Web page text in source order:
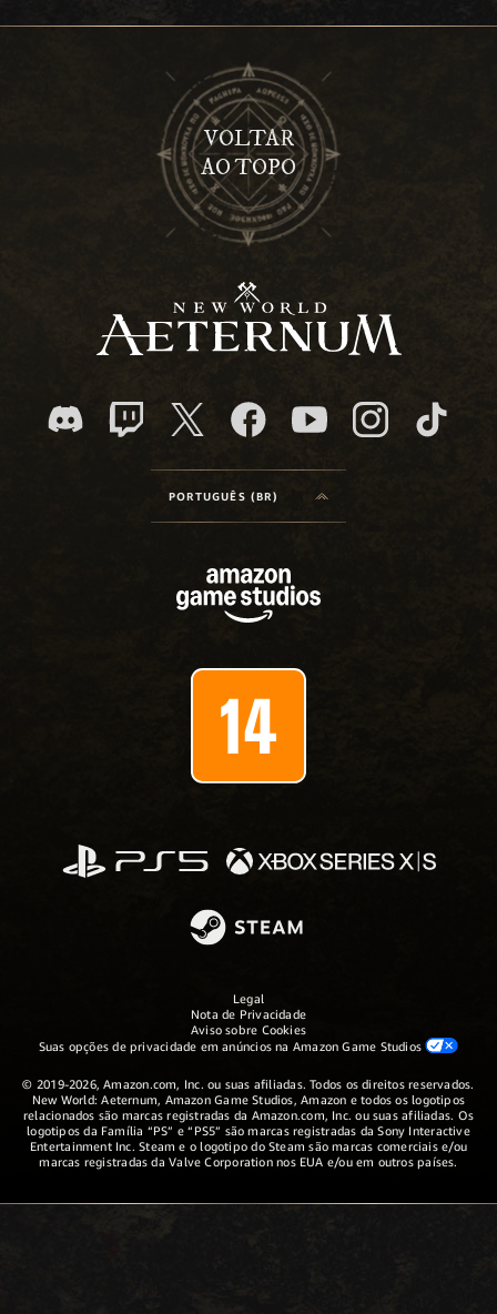
VOLTAR
AO TOPO
PORTUGUÊS (BR)
Legal
Nota de Privacidade
Aviso sobre Cookies
Suas opções de privacidade em anúncios na Amazon Game Studios
© 2019-2026, Amazon.com, Inc. ou suas afiliadas. Todos os direitos reservados.
New World: Aeternum, Amazon Game Studios, Amazon e todos os logotipos
relacionados são marcas registradas da Amazon.com, Inc. ou suas afiliadas. Os
logotipos da Família “PS” e “PS5” são marcas registradas da Sony Interactive
Entertainment Inc. Steam e o logotipo do Steam são marcas comerciais e/ou
marcas registradas da Valve Corporation nos EUA e/ou em outros países.